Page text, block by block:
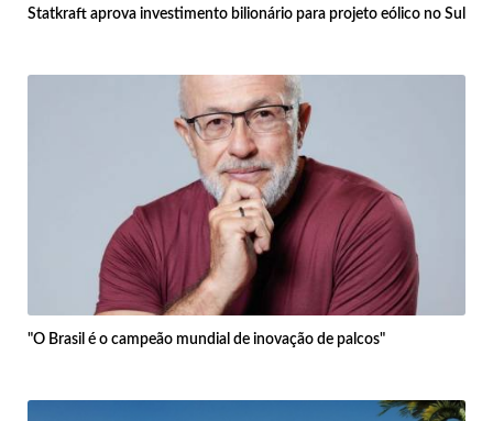
Statkraft aprova investimento bilionário para projeto eólico no Sul
"O Brasil é o campeão mundial de inovação de palcos"